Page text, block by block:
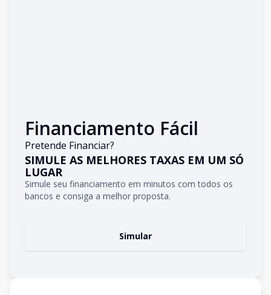
Financiamento Fácil
Pretende Financiar?
SIMULE AS MELHORES TAXAS EM UM SÓ
LUGAR
Simule seu financiamento em minutos com todos os
bancos e consiga a melhor proposta.
Simular